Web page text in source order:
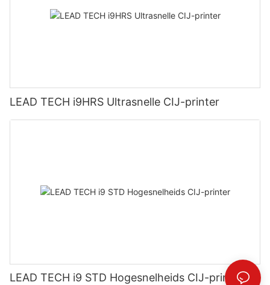
LEAD TECH i9HRS Ultrasnelle CIJ-printer
LEAD TECH i9 STD Hogesnelheids CIJ-printer